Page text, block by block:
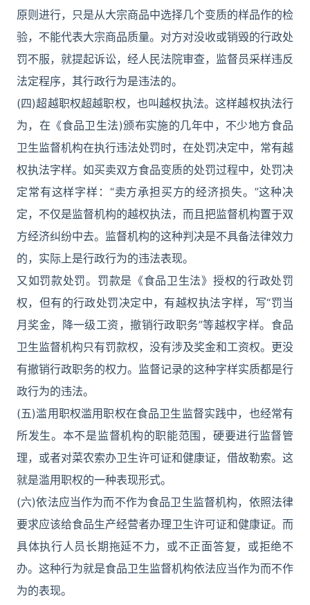
原则进行，只是从大宗商品中选择几个变质的样品作的检
验，不能代表大宗商品质量。对方对没收或销毁的行政处
罚不服，就提起诉讼，经人民法院审查，监督员采样违反
法定程序，其行政行为是违法的。
(四)超越职权超越职权，也叫越权执法。这样越权执法行
为，在《食品卫生法)颁布实施的几年中，不少地方食品
卫生监督机构在执行违法处罚时，在处罚决定中，常有越
权执法字样。如买卖双方食品变质的处罚过程中，处罚决
定常有这样字样：“卖方承担买方的经济损失。”这种决
定，不仅是监督机构的越权执法，而且把监督机构置于双
方经济纠纷中去。监督机构的这种判决是不具备法律效力
的，实际上是行政行为的违法表现。
又如罚款处罚。罚款是《食品卫生法》授权的行政处罚
权，但有的行政处罚决定中，有越权执法字样，写“罚当
月奖金，降一级工资，撤销行政职务”等越权字样。食品
卫生监督机构只有罚款权，没有涉及奖金和工资权。更没
有撤销行政职务的权力。监督记录的这种字样实质都是行
政行为的违法。
(五)滥用职权滥用职权在食品卫生监督实践中，也经常有
所发生。本不是监督机构的职能范围，硬要进行监督管
理，或者对菜农索办卫生许可证和健康证，借故勒索。这
就是滥用职权的一种表现形式。
(六)依法应当作为而不作为食品卫生监督机构，依照法律
要求应该给食品生产经营者办理卫生许可证和健康证。而
具体执行人员长期拖延不力，或不正面答复，或拒绝不
办。这种行为就是食品卫生监督机构依法应当作为而不作
为的表现。